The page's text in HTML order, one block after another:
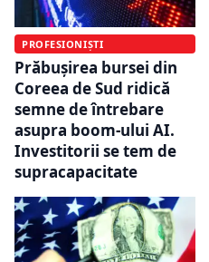
PROFESIONIȘTI
Prăbușirea bursei din
Coreea de Sud ridică
semne de întrebare
asupra boom-ului AI.
Investitorii se tem de
supracapacitate